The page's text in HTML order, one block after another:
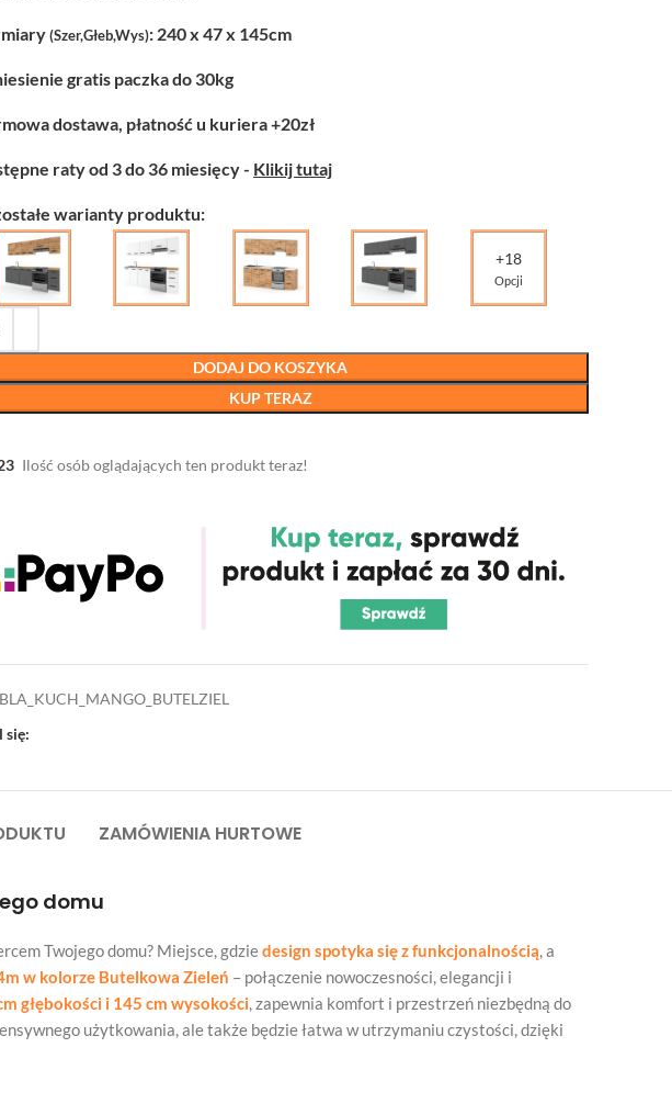
(Szer,Głeb,Wys): 240 x 47 x 145cm
gratis paczka do 30kg
dostawa, płatność u kuriera +20zł
raty od 3 do 36 miesięcy - Klikij tutaj
warianty produktu:
+18
Opcji
DODAJ DO KOSZYKA
KUP TERAZ
Ilość osób oglądających ten produkt teraz!
się:
ZAMÓWIENIA HURTOWE
domu
Twojego domu? Miejsce, gdziedesign spotyka się z funkcjonalnością, a
w kolorze Butelkowa Zieleń – połączenie nowoczesności, elegancji i
głębokości i 145 cm wysokości, zapewnia komfort i przestrzeń niezbędną do
użytkowania, ale także będzie łatwa w utrzymaniu czystości, dzięki